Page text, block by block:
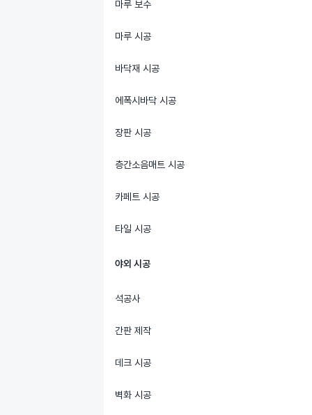
마루 보수
마루 시공
바닥재 시공
에폭시바닥 시공
장판 시공
층간소음매트 시공
카페트 시공
타일 시공
야외 시공
석공사
간판 제작
데크 시공
벽화 시공